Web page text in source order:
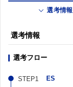
選考情報
選考情報
選考フロー
ES